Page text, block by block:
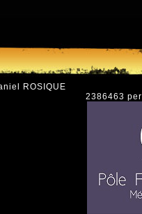
ROSIQUE
2386463